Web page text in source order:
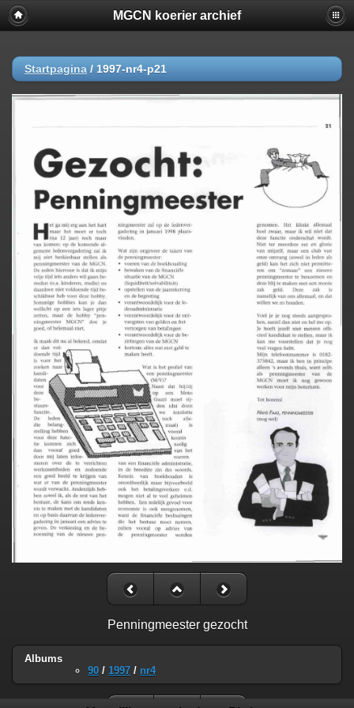
MGCN koerier archief
Startpagina / 1997-nr4-p21
Penningmeester gezocht
Albums
90 / 1997 / nr4